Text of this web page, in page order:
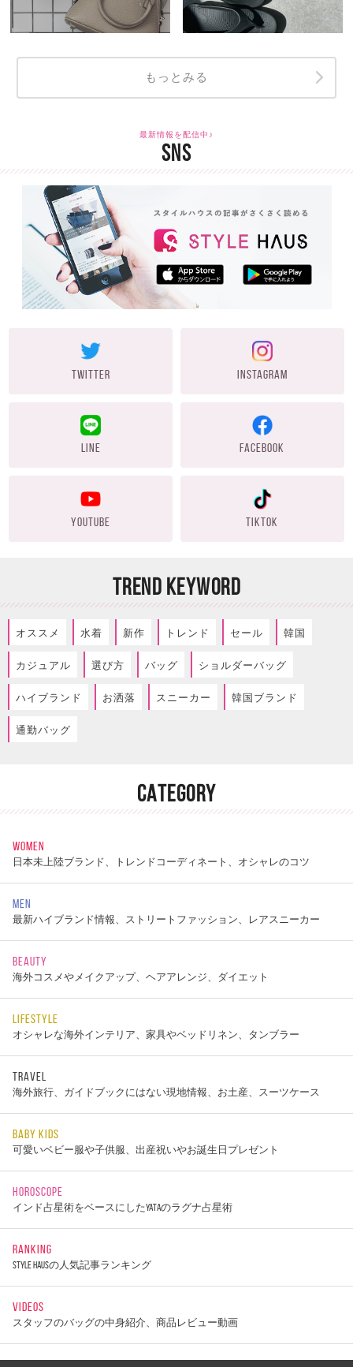
もっとみる
最新情報を配信中♪
SNS
TWITTER INSTAGRAM
LINE FACEBOOK
YOUTUBE TIKTOK
TREND KEYWORD
オススメ 水着 新作 トレンド セール 韓国
カジュアル 選び方 バッグ ショルダーバッグ
ハイブランド お洒落 スニーカー 韓国ブランド
通勤バッグ
CATEGORY
WOMEN
日本未上陸ブランド、トレンドコーディネート、オシャレのコツ
MEN
最新ハイブランド情報、ストリートファッション、レアスニーカー
BEAUTY
海外コスメやメイクアップ、ヘアアレンジ、ダイエット
LIFESTYLE
オシャレな海外インテリア、家具やベッドリネン、タンブラー
TRAVEL
海外旅行、ガイドブックにはない現地情報、お土産、スーツケース
BABY KIDS
可愛いベビー服や子供服、出産祝いやお誕生日プレゼント
HOROSCOPE
インド占星術をベースにしたYATAのラグナ占星術
RANKING
STYLE HAUSの人気記事ランキング
VIDEOS
スタッフのバッグの中身紹介、商品レビュー動画